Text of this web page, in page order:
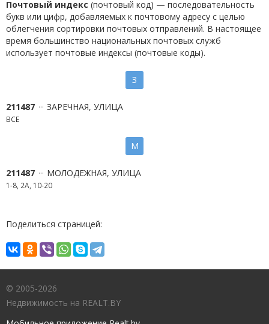
Почтовый индекс (почтовый код) — последовательность
букв или цифр, добавляемых к почтовому адресу с целью
облегчения сортировки почтовых отправлений. В настоящее
время большинство национальных почтовых служб
использует почтовые индексы (почтовые коды).
З
211487 ЗАРЕЧНАЯ, УЛИЦА
ВСЕ
М
211487 МОЛОДЕЖНАЯ, УЛИЦА
1-8, 2А, 10-20
Поделиться страницей:
© 2005-2026
Недвижимость на REALT.BY